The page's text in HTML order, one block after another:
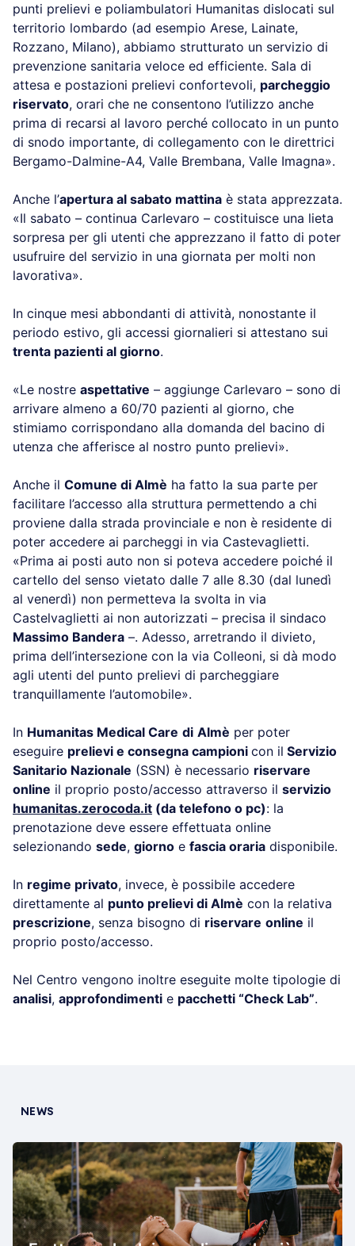
punti prelievi e poliambulatori Humanitas dislocati sul
territorio lombardo (ad esempio Arese, Lainate,
Rozzano, Milano), abbiamo strutturato un servizio di
prevenzione sanitaria veloce ed efficiente. Sala di
attesa e postazioni prelievi confortevoli, parcheggio
riservato, orari che ne consentono l’utilizzo anche
prima di recarsi al lavoro perché collocato in un punto
di snodo importante, di collegamento con le direttrici
Bergamo-Dalmine-A4, Valle Brembana, Valle Imagna».
Anche l’apertura al sabato mattina è stata apprezzata.
«Il sabato – continua Carlevaro – costituisce una lieta
sorpresa per gli utenti che apprezzano il fatto di poter
usufruire del servizio in una giornata per molti non
lavorativa».
In cinque mesi abbondanti di attività, nonostante il
periodo estivo, gli accessi giornalieri si attestano sui
trenta pazienti al giorno.
«Le nostre aspettative – aggiunge Carlevaro – sono di
arrivare almeno a 60/70 pazienti al giorno, che
stimiamo corrispondano alla domanda del bacino di
utenza che afferisce al nostro punto prelievi».
Anche il Comune di Almè ha fatto la sua parte per
facilitare l’accesso alla struttura permettendo a chi
proviene dalla strada provinciale e non è residente di
poter accedere ai parcheggi in via Castevaglietti.
«Prima ai posti auto non si poteva accedere poiché il
cartello del senso vietato dalle 7 alle 8.30 (dal lunedì
al venerdì) non permetteva la svolta in via
Castelvaglietti ai non autorizzati – precisa il sindaco
Massimo Bandera –. Adesso, arretrando il divieto,
prima dell’intersezione con la via Colleoni, si dà modo
agli utenti del punto prelievi di parcheggiare
tranquillamente l’automobile».
In Humanitas Medical Care di Almè per poter
eseguire prelievi e consegna campioni con il Servizio
Sanitario Nazionale (SSN) è necessario riservare
online il proprio posto/accesso attraverso il servizio
humanitas.zerocoda.it (da telefono o pc): la
prenotazione deve essere effettuata online
selezionando sede, giorno e fascia oraria disponibile.
In regime privato, invece, è possibile accedere
direttamente al punto prelievi di Almè con la relativa
prescrizione, senza bisogno di riservare online il
proprio posto/accesso.
Nel Centro vengono inoltre eseguite molte tipologie di
analisi, approfondimenti e pacchetti “Check Lab”.
NEWS